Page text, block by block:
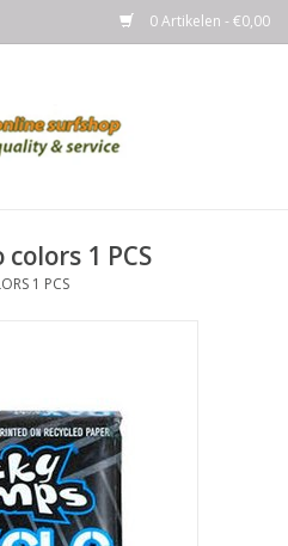
0 Artikelen - €0,00
1 PCS
1 PCS